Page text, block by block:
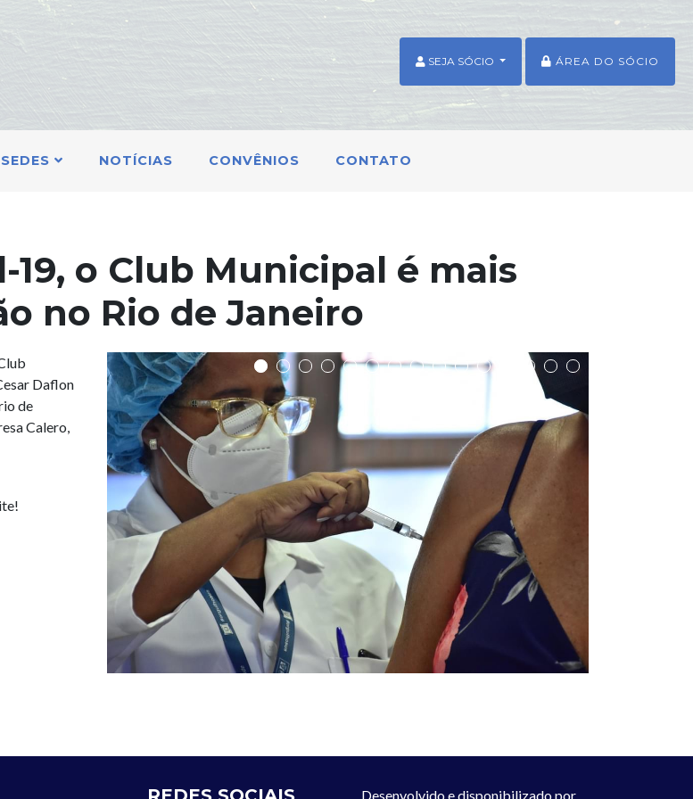
SEJA SÓCIO ÁREA DO SÓCIO
SEDES NOTÍCIAS CONVÊNIOS CONTATO
o Club Municipal é mais
no Rio de Janeiro
Daflon
de
Calero,
Desenvolvido e disponibilizado por